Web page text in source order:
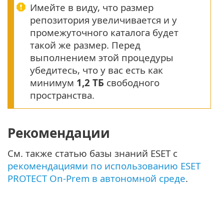
Имейте в виду, что размер
репозитория увеличивается и у
промежуточного каталога будет
такой же размер. Перед
выполнением этой процедуры
убедитесь, что у вас есть как
минимум 1,2 ТБ свободного
пространства.
Рекомендации
См. также статью базы знаний ESET с
рекомендациями по использованию ESET
PROTECT On-Prem в автономной среде.